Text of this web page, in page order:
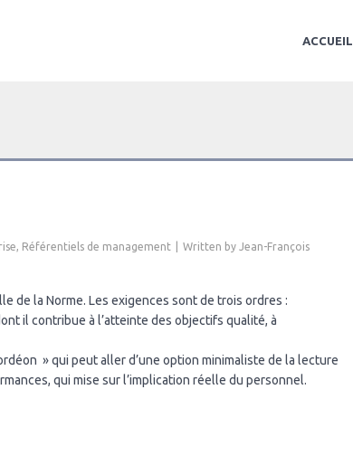
ACCUEIL
, Référentiels de management Written by Jean-François
de la Norme. Les exigences sont de trois ordres :
il contribue à l’atteinte des objectifs qualité, à
» qui peut aller d’une option minimaliste de la lecture
qui mise sur l’implication réelle du personnel.